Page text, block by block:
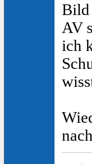
Bild
AV
ich